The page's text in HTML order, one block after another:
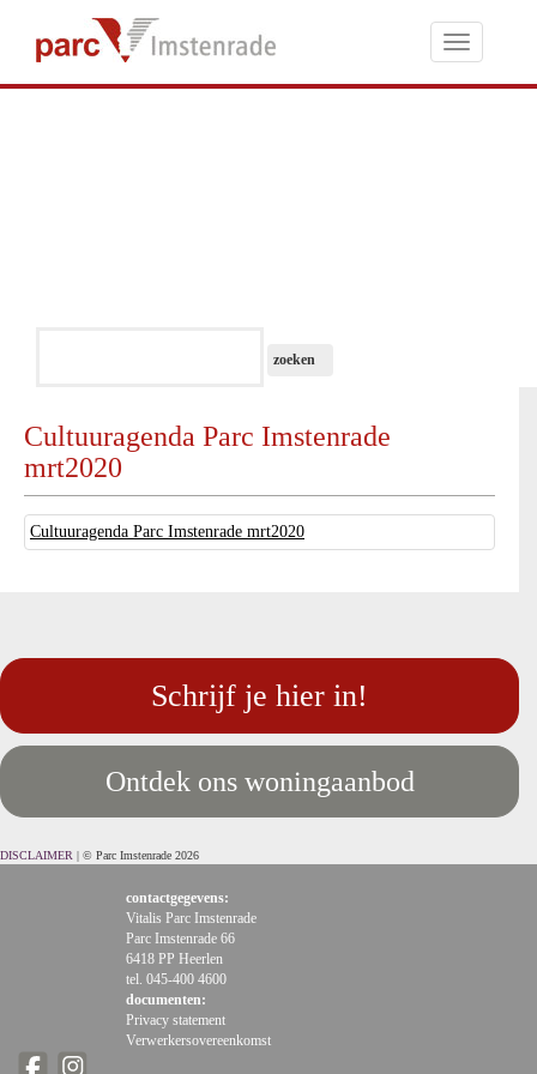
Toggle
Cultuuragenda Parc Imstenrade
mrt2020
Cultuuragenda Parc Imstenrade mrt2020
Schrijf je hier in!
Ontdek ons woningaanbod
DISCLAIMER | © Parc Imstenrade 2026
contactgegevens:
Vitalis Parc Imstenrade
Parc Imstenrade 66
6418 PP Heerlen
tel. 045-400 4600
documenten:
Privacy statement
Verwerkersovereenkomst